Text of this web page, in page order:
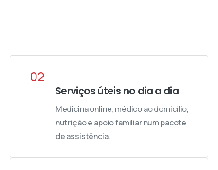
02
Serviços úteis no dia a dia
Medicina online, médico ao domicílio,
nutrição e apoio familiar num pacote
de assistência.